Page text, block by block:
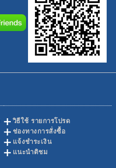
วิธีใช้ รายการโปรด
ช่องทางการสั่งซื้อ
แจ้งชำระเงิน
แนะนำติชม